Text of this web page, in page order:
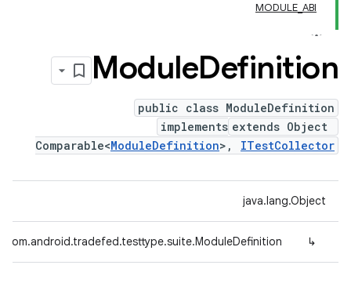
MODULE_ABI
ModuleDefinition
public class ModuleDefinition
extends Object
implements
Comparable<ModuleDefinition>, ITestCollector
java.lang.Object
↳
com.android.tradefed.testtype.suite.ModuleDefinition